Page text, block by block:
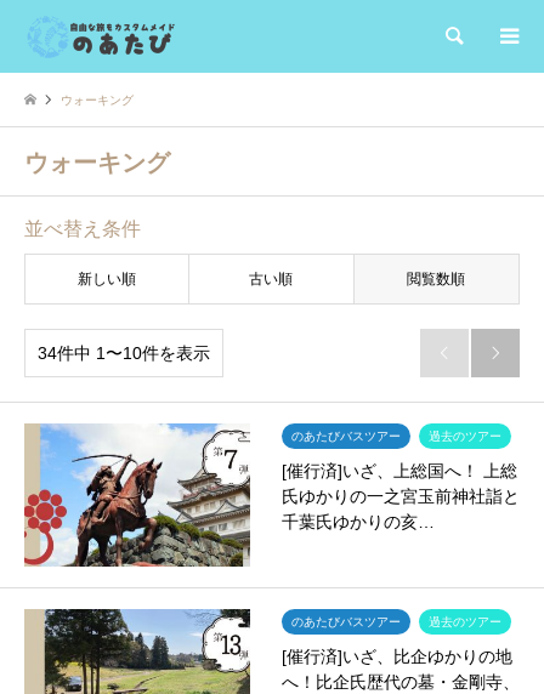
検索
ウォーキング
ウォーキング
並べ替え条件
新しい順 古い順 閲覧数順
34件中 1〜10件を表示  
のあたびバスツアー 過去のツアー
[催行済]いざ、上総国へ！ 上総
氏ゆかりの一之宮玉前神社詣と
千葉氏ゆかりの亥…
のあたびバスツアー 過去のツアー
[催行済]いざ、比企ゆかりの地
へ！比企氏歴代の墓・金剛寺、